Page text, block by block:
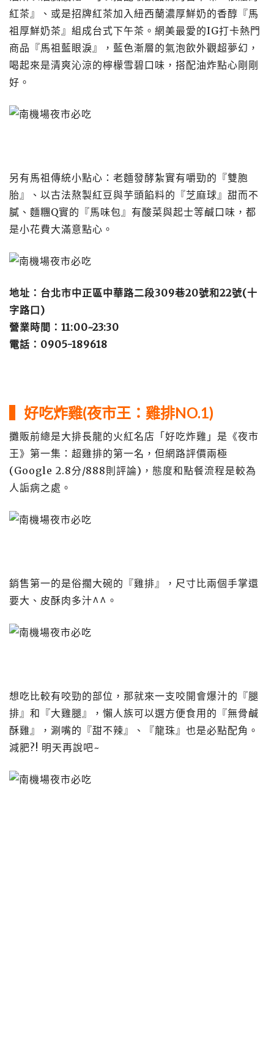
紅茶』、或是招牌紅茶加入紐西蘭濃厚鮮奶的香醇『馬
祖厚鮮奶茶』組成台式下午茶。網美最愛的IG打卡熱門
商品『馬祖藍眼淚』，藍色漸層的氣泡飲外觀超夢幻，
喝起來是清爽沁涼的檸檬雪碧口味，搭配油炸點心剛剛
好。
另有馬祖傳統小點心：老麵發酵紮實有嚼勁的『雙胞
胎』、以古法熬製紅豆與芋頭餡料的『芝麻球』甜而不
膩、麵糰Q實的『馬味包』有酸菜與起士等鹹口味，都
是小花費大滿意點心。
地址：台北市中正區中華路二段309巷20號和22號(十
字路口)
營業時間：11:00~23:30
電話：0905-189618
▍好吃炸雞(夜市王：雞排NO.1)
攤販前總是大排長龍的火紅名店「好吃炸雞」是《夜市
王》第一集：超雞排的第一名，但網路評價兩極
(Google 2.8分/888則評論)，態度和點餐流程是較為
人詬病之處。
銷售第一的是俗擱大碗的『雞排』，尺寸比兩個手掌還
要大、皮酥肉多汁^^。
想吃比較有咬勁的部位，那就來一支咬開會爆汁的『腿
排』和『大雞腿』，懶人族可以選方便食用的『無骨鹹
酥雞』，涮嘴的『甜不辣』、『龍珠』也是必點配角。
減肥?! 明天再說吧~